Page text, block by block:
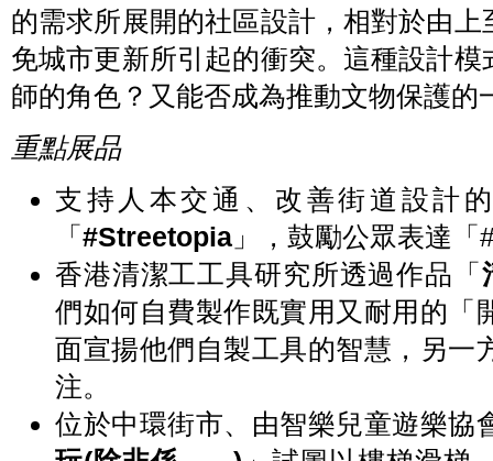
的需求所展開的社區設計，相對於由
免城市更新所引起的衝突。這種設計
師的角色？又能否成為推動文物保護的
重點展品
支持人本交通、改善街道設計
「 #Streetopia 」，鼓勵公眾表達
香港清潔工工具研究所透過作品「
們如何自費製作既實用又耐用的「
面宣揚他們自製工具的智慧，另一
注。
位於中環街市、由智樂兒童遊樂協